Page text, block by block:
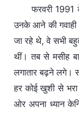
फरवरी 1991
उनके आने की गवाही
जा रहे थे, वे सभी
थीं। तब से मसीह
लगातार बढ़ने लगे।
हर कोई खुशी से
ओर अपना ध्यान